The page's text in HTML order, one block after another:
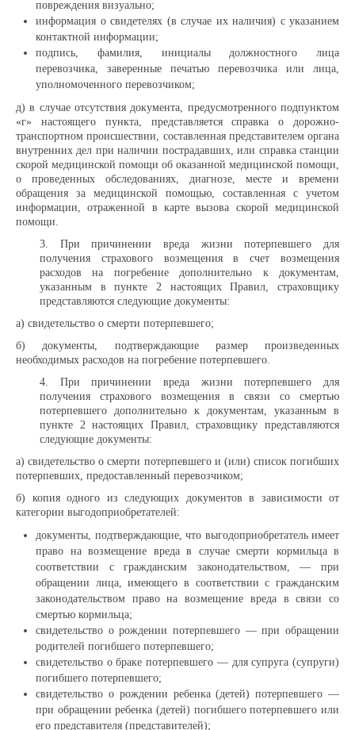
повреждения визуально;
информация о свидетелях (в случае их наличия) с указанием
контактной информации;
подпись, фамилия, инициалы должностного лица
перевозчика, заверенные печатью перевозчика или лица,
уполномоченного перевозчиком;
д) в случае отсутствия документа, предусмотренного подпунктом
«г» настоящего пункта, представляется справка о дорожно-
транспортном происшествии, составленная представителем органа
внутренних дел при наличии пострадавших, или справка станции
скорой медицинской помощи об оказанной медицинской помощи,
о проведенных обследованиях, диагнозе, месте и времени
обращения за медицинской помощью, составленная с учетом
информации, отраженной в карте вызова скорой медицинской
помощи.
3. При причинении вреда жизни потерпевшего для
получения страхового возмещения в счет возмещения
расходов на погребение дополнительно к документам,
указанным в пункте 2 настоящих Правил, страховщику
представляются следующие документы:
а) свидетельство о смерти потерпевшего;
б) документы, подтверждающие размер произведенных
необходимых расходов на погребение потерпевшего.
4. При причинении вреда жизни потерпевшего для
получения страхового возмещения в связи со смертью
потерпевшего дополнительно к документам, указанным в
пункте 2 настоящих Правил, страховщику представляются
следующие документы:
а) свидетельство о смерти потерпевшего и (или) список погибших
потерпевших, предоставленный перевозчиком;
б) копия одного из следующих документов в зависимости от
категории выгодоприобретателей:
документы, подтверждающие, что выгодоприобретатель имеет
право на возмещение вреда в случае смерти кормильца в
соответствии с гражданским законодательством, — при
обращении лица, имеющего в соответствии с гражданским
законодательством право на возмещение вреда в связи со
смертью кормильца;
свидетельство о рождении потерпевшего — при обращении
родителей погибшего потерпевшего;
свидетельство о браке потерпевшего — для супруга (супруги)
погибшего потерпевшего;
свидетельство о рождении ребенка (детей) потерпевшего —
при обращении ребенка (детей) погибшего потерпевшего или
его представителя (представителей);